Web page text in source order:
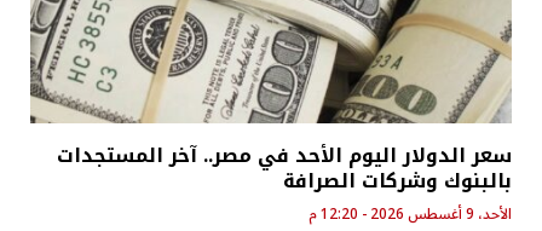
سعر الدولار اليوم الأحد في مصر.. آخر المستجدات
بالبنوك وشركات الصرافة
الأحد، 9 أغسطس 2026 - 12:20 م